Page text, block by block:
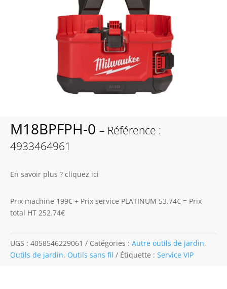
M18BPFPH-0 – Référence :
4933464961
En savoir plus ? cliquez ici
Prix machine 199€ + Prix service PLATINUM 53.74€ = Prix
total HT 252.74€
UGS : 4058546229061 Catégories : Autre outils de jardin,
Outils de jardin, Outils sans fil Étiquette : Service VIP